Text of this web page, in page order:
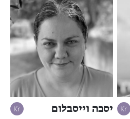
יסכה וייסבלום